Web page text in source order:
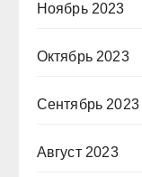
Ноябрь 2023
Октябрь 2023
Сентябрь 2023
Август 2023